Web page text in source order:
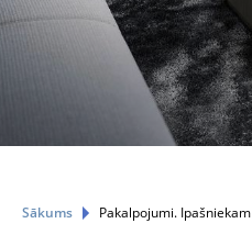
Sākums Pakalpojumi. Ipašniekam